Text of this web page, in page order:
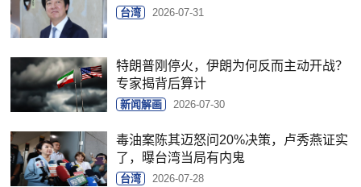
台湾 2026-07-31
特朗普刚停火，伊朗为何反而主动开战？
专家揭背后算计
新闻解画 2026-07-30
毒油案陈其迈怒问20%决策，卢秀燕证实
了，曝台湾当局有内鬼
台湾 2026-07-28